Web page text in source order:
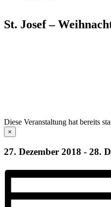
St. Josef –
Diese Veranstaltung hat bereits
×
27. Dezember 2018 - 28.